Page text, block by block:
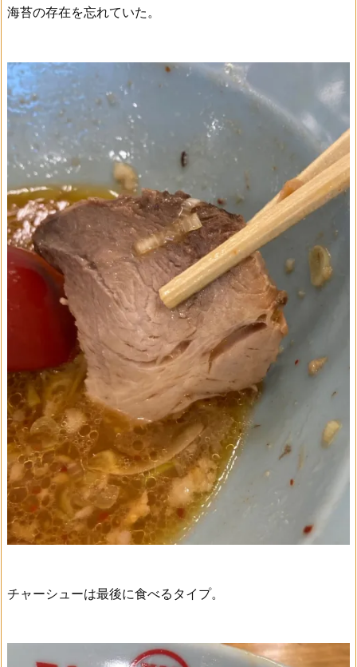
海苔の存在を忘れていた。
チャーシューは最後に食べるタイプ。